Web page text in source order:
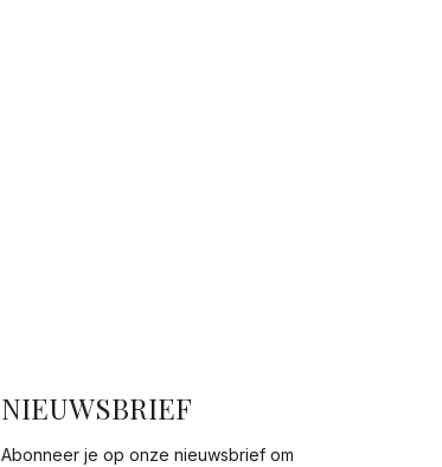
NIEUWSBRIEF
Abonneer je op onze nieuwsbrief om